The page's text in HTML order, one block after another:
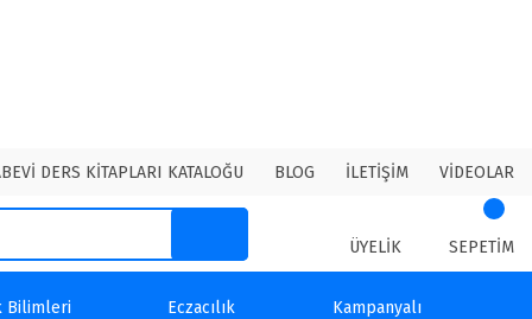
DERS KİTAPLARI KATALOĞU BLOG İLETİŞİM VİDEOLAR
ÜYELİK SEPETİM
Bilimleri
Eczacılık
Kampanyalı